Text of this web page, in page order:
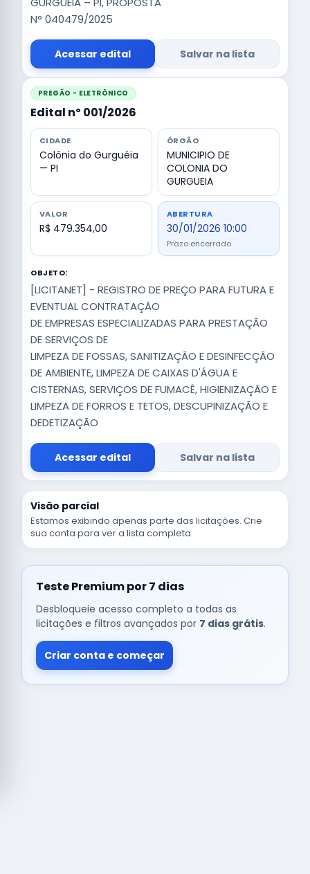
N° 040479/2025
Acessar edital Salvar na lista
PREGÃO - ELETRÔNICO
Edital nº 001/2026
CIDADE
Colônia do Gurguéia
— PI
ÓRGÃO
MUNICIPIO DE
COLONIA DO
GURGUEIA
VALOR
R$ 479.354,00
ABERTURA
30/01/2026 10:00
Prazo encerrado
OBJETO:
[LICITANET] - REGISTRO DE PREÇO PARA FUTURA E
EVENTUAL CONTRATAÇÃO
DE EMPRESAS ESPECIALIZADAS PARA PRESTAÇÃO
DE SERVIÇOS DE
LIMPEZA DE FOSSAS, SANITIZAÇÃO E DESINFECÇÃO
DE AMBIENTE, LIMPEZA DE CAIXAS D'ÁGUA E
CISTERNAS, SERVIÇOS DE FUMACÊ, HIGIENIZAÇÃO E
LIMPEZA DE FORROS E TETOS, DESCUPINIZAÇÃO E
DEDETIZAÇÃO
Acessar edital Salvar na lista
Visão parcial
Estamos exibindo apenas parte das licitações. Crie
sua conta para ver a lista completa.
Teste Premium por 7 dias
Desbloqueie acesso completo a todas as
licitações e filtros avançados por 7 dias grátis.
Criar conta e começar